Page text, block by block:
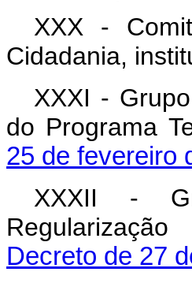
XXX -
Cidadania,
XXXI -
do Programa
25 de fevereiro
XXXII -
Decreto de 27